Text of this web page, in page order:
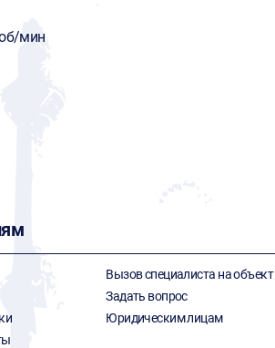
мин
Вызов специалиста на объект
Задать вопрос
Юридическим лицам